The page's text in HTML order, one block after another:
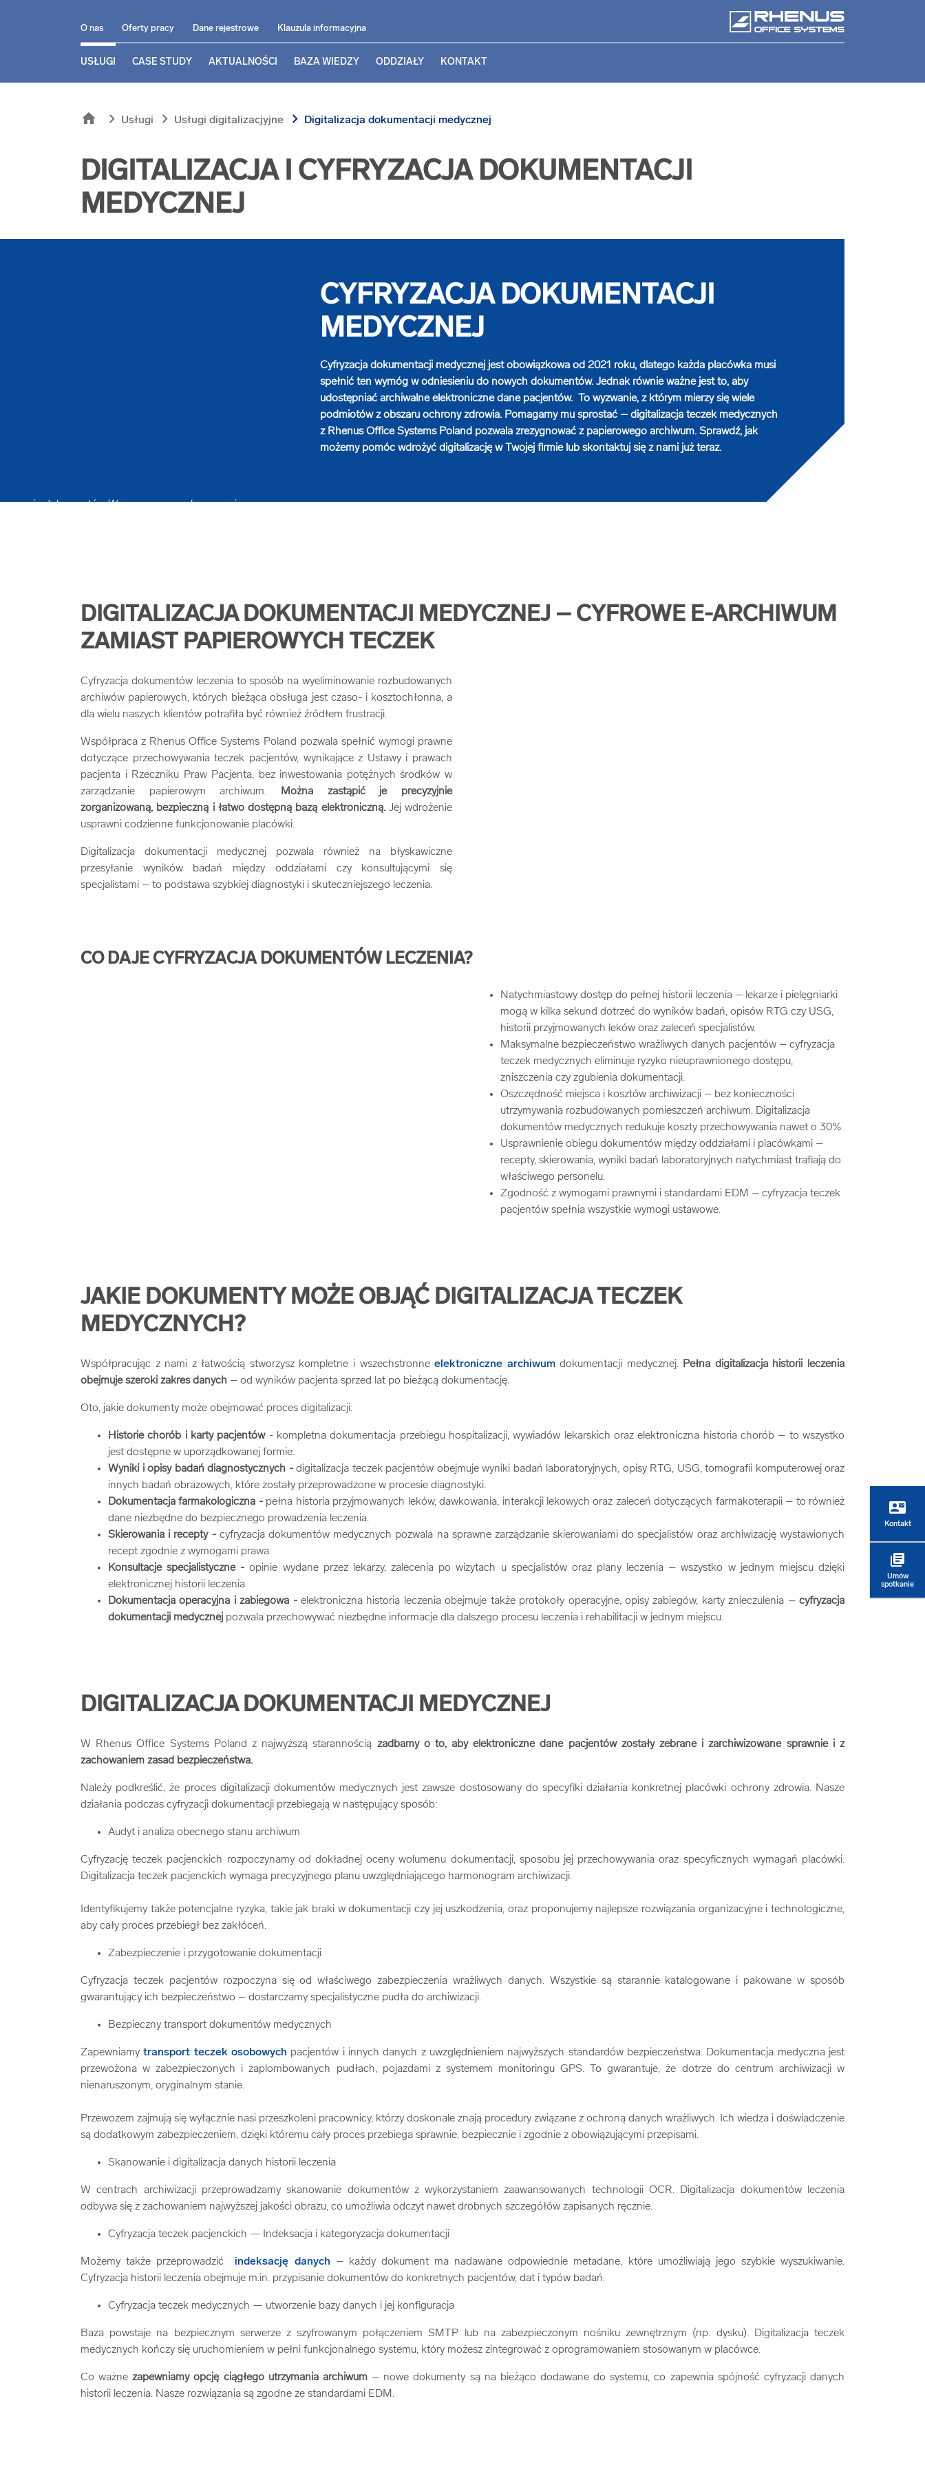
O nas Oferty pracy Dane rejestrowe Klauzula informacyjna
USŁUGI CASE STUDY AKTUALNOŚCI BAZA WIEDZY ODDZIAŁY KONTAKT
home chevron_right Usługi chevron_right Usługi digitalizacjyjne chevron_right Digitalizacja dokumentacji medycznej
contact_mail
Kontakt
library_books
Umów
spotkanie
DIGITALIZACJA I CYFRYZACJA DOKUMENTACJI
MEDYCZNEJ
CYFRYZACJA DOKUMENTACJI
MEDYCZNEJ
Cyfryzacja dokumentacji medycznej jest obowiązkowa od 2021 roku, dlatego każda placówka musi
spełnić ten wymóg w odniesieniu do nowych dokumentów. Jednak równie ważne jest to, aby
udostępniać archiwalne elektroniczne dane pacjentów. To wyzwanie, z którym mierzy się wiele
podmiotów z obszaru ochrony zdrowia. Pomagamy mu sprostać – digitalizacja teczek medycznych
z Rhenus Office Systems Poland pozwala zrezygnować z papierowego archiwum. Sprawdź, jak
możemy pomóc wdrożyć digitalizację w Twojej firmie lub skontaktuj się z nami już teraz.
DIGITALIZACJA DOKUMENTACJI MEDYCZNEJ – CYFROWE E-ARCHIWUM
ZAMIAST PAPIEROWYCH TECZEK
Cyfryzacja dokumentów leczenia to sposób na wyeliminowanie rozbudowanych
archiwów papierowych, których bieżąca obsługa jest czaso- i kosztochłonna, a
dla wielu naszych klientów potrafiła być również źródłem frustracji.
Współpraca z Rhenus Office Systems Poland pozwala spełnić wymogi prawne
dotyczące przechowywania teczek pacjentów, wynikające z Ustawy i prawach
pacjenta i Rzeczniku Praw Pacjenta, bez inwestowania potężnych środków w
zarządzanie papierowym archiwum.
Można zastąpić je precyzyjnie
zorganizowaną, bezpieczną i łatwo dostępną bazą elektroniczną. Jej wdrożenie
usprawni codzienne funkcjonowanie placówki.
Digitalizacja dokumentacji medycznej pozwala również na błyskawiczne
przesyłanie wyników badań między oddziałami czy konsultującymi się
specjalistami – to podstawa szybkiej diagnostyki i skuteczniejszego leczenia.
CO DAJE CYFRYZACJA DOKUMENTÓW LECZENIA?
Natychmiastowy dostęp do pełnej historii leczenia – lekarze i pielęgniarki
mogą w kilka sekund dotrzeć do wyników badań, opisów RTG czy USG,
historii przyjmowanych leków oraz zaleceń specjalistów.
Maksymalne bezpieczeństwo wrażliwych danych pacjentów – cyfryzacja
teczek medycznych eliminuje ryzyko nieuprawnionego dostępu,
zniszczenia czy zgubienia dokumentacji.
Oszczędność miejsca i kosztów archiwizacji – bez konieczności
utrzymywania rozbudowanych pomieszczeń archiwum. Digitalizacja
dokumentów medycznych redukuje koszty przechowywania nawet o 30%.
Usprawnienie obiegu dokumentów między oddziałami i placówkami –
recepty, skierowania, wyniki badań laboratoryjnych natychmiast trafiają do
właściwego personelu.
Zgodność z wymogami prawnymi i standardami EDM – cyfryzacja teczek
pacjentów spełnia wszystkie wymogi ustawowe.
JAKIE DOKUMENTY MOŻE OBJĄĆ DIGITALIZACJA TECZEK
MEDYCZNYCH?
Współpracując z nami z łatwością stworzysz kompletne i wszechstronneelektroniczne archiwumdokumentacji medycznej. Pełna digitalizacja historii leczenia
obejmuje szeroki zakres danych – od wyników pacjenta sprzed lat po bieżącą dokumentację.
Oto, jakie dokumenty może obejmować proces digitalizacji:
Historie chorób i karty pacjentów - kompletna dokumentacja przebiegu hospitalizacji, wywiadów lekarskich oraz elektroniczna historia chorób – to wszystko
jest dostępne w uporządkowanej formie.
Wyniki i opisy badań diagnostycznych - digitalizacja teczek pacjentów obejmuje wyniki badań laboratoryjnych, opisy RTG, USG, tomografii komputerowej oraz
innych badań obrazowych, które zostały przeprowadzone w procesie diagnostyki.
Dokumentacja farmakologiczna - pełna historia przyjmowanych leków, dawkowania, interakcji lekowych oraz zaleceń dotyczących farmakoterapii – to również
dane niezbędne do bezpiecznego prowadzenia leczenia.
Skierowania i recepty - cyfryzacja dokumentów medycznych pozwala na sprawne zarządzanie skierowaniami do specjalistów oraz archiwizację wystawionych
recept zgodnie z wymogami prawa.
Konsultacje specjalistyczne -opinie wydane przez lekarzy, zalecenia po wizytach u specjalistów oraz plany leczenia – wszystko w jednym miejscu dzięki
elektronicznej historii leczenia.
Dokumentacja operacyjna i zabiegowa -elektroniczna historia leczenia obejmuje także protokoły operacyjne, opisy zabiegów, karty znieczulenia –cyfryzacja
dokumentacji medycznej pozwala przechowywać niezbędne informacje dla dalszego procesu leczenia i rehabilitacji w jednym miejscu.
DIGITALIZACJA DOKUMENTACJI MEDYCZNEJ
W Rhenus Office Systems Poland z najwyższą starannością zadbamy o to, aby elektroniczne dane pacjentów zostały zebrane i zarchiwizowane sprawnie i z
zachowaniem zasad bezpieczeństwa.
Należy podkreślić, że proces digitalizacji dokumentów medycznych jest zawsze dostosowany do specyfiki działania konkretnej placówki ochrony zdrowia. Nasze
działania podczas cyfryzacji dokumentacji przebiegają w następujący sposób:
Audyt i analiza obecnego stanu archiwum
Cyfryzację teczek pacjenckich rozpoczynamy od dokładnej oceny wolumenu dokumentacji, sposobu jej przechowywania oraz specyficznych wymagań placówki.
Digitalizacja teczek pacjenckich wymaga precyzyjnego planu uwzględniającego harmonogram archiwizacji.
Identyfikujemy także potencjalne ryzyka, takie jak braki w dokumentacji czy jej uszkodzenia, oraz proponujemy najlepsze rozwiązania organizacyjne i technologiczne,
aby cały proces przebiegł bez zakłóceń.
Zabezpieczenie i przygotowanie dokumentacji
Cyfryzacja teczek pacjentów rozpoczyna się od właściwego zabezpieczenia wrażliwych danych. Wszystkie są starannie katalogowane i pakowane w sposób
gwarantujący ich bezpieczeństwo – dostarczamy specjalistyczne pudła do archiwizacji.
Bezpieczny transport dokumentów medycznych
Zapewniamytransport teczek osobowych pacjentów i innych danych z uwzględnieniem najwyższych standardów bezpieczeństwa. Dokumentacja medyczna jest
przewożona w zabezpieczonych i zaplombowanych pudłach, pojazdami z systemem monitoringu GPS. To gwarantuje, że dotrze do centrum archiwizacji w
nienaruszonym, oryginalnym stanie.
Przewozem zajmują się wyłącznie nasi przeszkoleni pracownicy, którzy doskonale znają procedury związane z ochroną danych wrażliwych. Ich wiedza i doświadczenie
są dodatkowym zabezpieczeniem, dzięki któremu cały proces przebiega sprawnie, bezpiecznie i zgodnie z obowiązującymi przepisami.
Skanowanie i digitalizacja danych historii leczenia
W centrach archiwizacji przeprowadzamy skanowanie dokumentów z wykorzystaniem zaawansowanych technologii OCR. Digitalizacja dokumentów leczenia
odbywa się z zachowaniem najwyższej jakości obrazu, co umożliwia odczyt nawet drobnych szczegółów zapisanych ręcznie.
Cyfryzacja teczek pacjenckich — Indeksacja i kategoryzacja dokumentacji
Możemy także przeprowadzić indeksację danych – każdy dokument ma nadawane odpowiednie metadane, które umożliwiają jego szybkie wyszukiwanie.
Cyfryzacja historii leczenia obejmuje m.in. przypisanie dokumentów do konkretnych pacjentów, dat i typów badań.
Cyfryzacja teczek medycznych — utworzenie bazy danych i jej konfiguracja
Baza powstaje na bezpiecznym serwerze z szyfrowanym połączeniem SMTP lub na zabezpieczonym nośniku zewnętrznym (np. dysku). Digitalizacja teczek
medycznych kończy się uruchomieniem w pełni funkcjonalnego systemu, który możesz zintegrować z oprogramowaniem stosowanym w placówce.
Co ważnezapewniamy opcję ciągłego utrzymania archiwum– nowe dokumenty są na bieżąco dodawane do systemu, co zapewnia spójność cyfryzacji danych
historii leczenia. Nasze rozwiązania są zgodne ze standardami EDM.